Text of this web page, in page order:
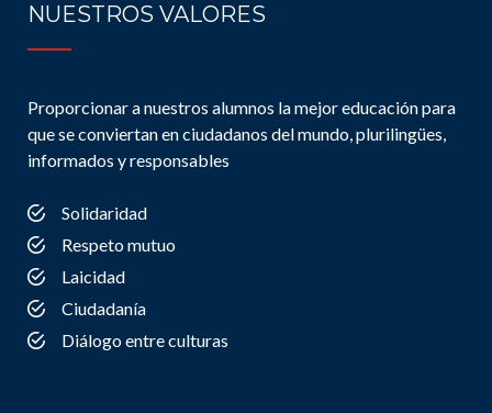
NUESTROS VALORES
Proporcionar a nuestros alumnos la mejor educación para
que se conviertan en ciudadanos del mundo, plurilingües,
informados y responsables
Solidaridad
Respeto mutuo
Laicidad
Ciudadanía
Diálogo entre culturas